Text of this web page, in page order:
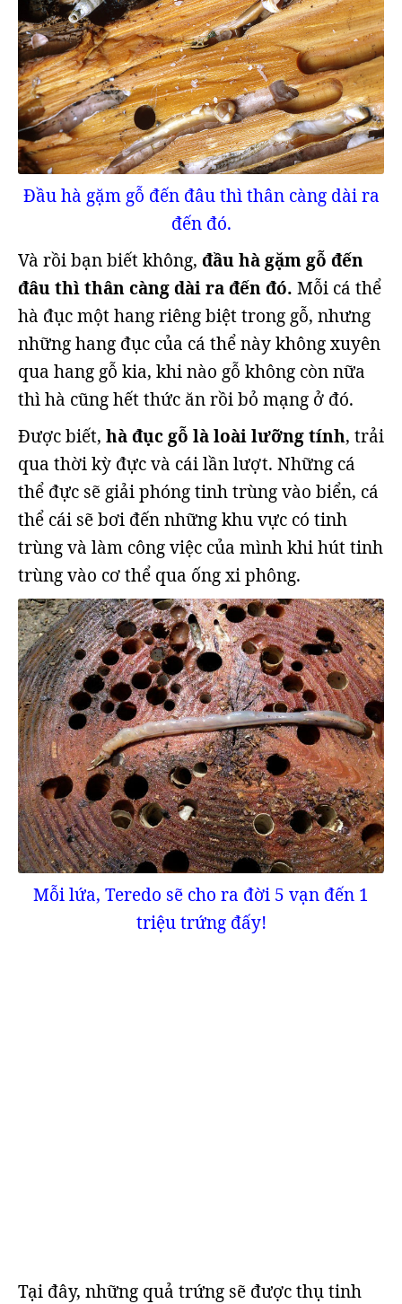
Đầu hà gặm gỗ đến đâu thì thân càng dài ra
đến đó.
Và rồi bạn biết không, đầu hà gặm gỗ đến
đâu thì thân càng dài ra đến đó. Mỗi cá thể
hà đục một hang riêng biệt trong gỗ, nhưng
những hang đục của cá thể này không xuyên
qua hang gỗ kia, khi nào gỗ không còn nữa
thì hà cũng hết thức ăn rồi bỏ mạng ở đó.
Được biết, hà đục gỗ là loài lưỡng tính, trải
qua thời kỳ đực và cái lần lượt. Những cá
thể đực sẽ giải phóng tinh trùng vào biển, cá
thể cái sẽ bơi đến những khu vực có tinh
trùng và làm công việc của mình khi hút tinh
trùng vào cơ thể qua ống xi phông.
Mỗi lứa, Teredo sẽ cho ra đời 5 vạn đến 1
triệu trứng đấy!
Tại đây, những quả trứng sẽ được thụ tinh